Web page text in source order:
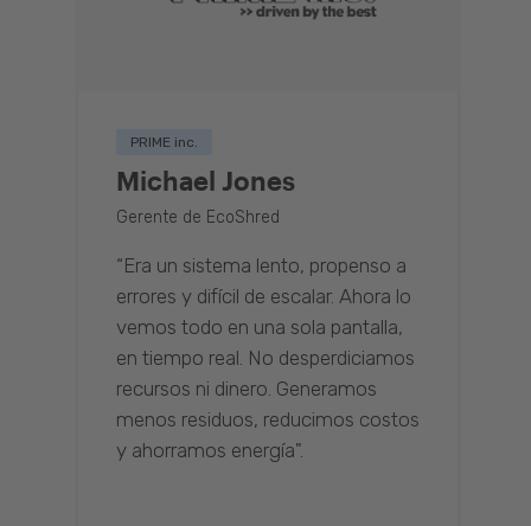
PRIME inc.
Michael Jones
Gerente de EcoShred
“Era un sistema lento, propenso a
errores y difícil de escalar. Ahora lo
vemos todo en una sola pantalla,
en tiempo real. No desperdiciamos
recursos ni dinero. Generamos
menos residuos, reducimos costos
y ahorramos energía".